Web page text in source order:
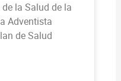
la Salud de la
Adventista
de Salud